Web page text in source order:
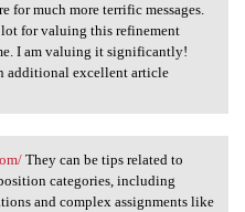
for much more terrific messages.
for valuing this refinement
I am valuing it significantly!
additional excellent article
They can
They can be tips related to
categories, including
and complex assignments like